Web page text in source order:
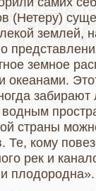
(Нетеру)
землей,
земное
океанами.
страны
кому
рек и
плодородна».